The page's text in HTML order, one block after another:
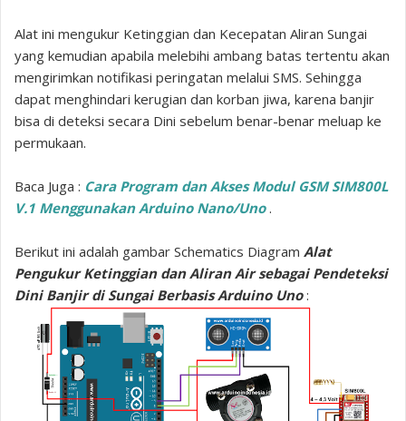
Alat ini mengukur Ketinggian dan Kecepatan Aliran Sungai
yang kemudian apabila melebihi ambang batas tertentu akan
mengirimkan notifikasi peringatan melalui SMS. Sehingga
dapat menghindari kerugian dan korban jiwa, karena banjir
bisa di deteksi secara Dini sebelum benar-benar meluap ke
permukaan.
Baca Juga : Cara Program dan Akses Modul GSM SIM800L
V.1 Menggunakan Arduino Nano/Uno.
Berikut ini adalah gambar Schematics Diagram Alat
Pengukur Ketinggian dan Aliran Air sebagai Pendeteksi
Dini Banjir di Sungai Berbasis Arduino Uno: